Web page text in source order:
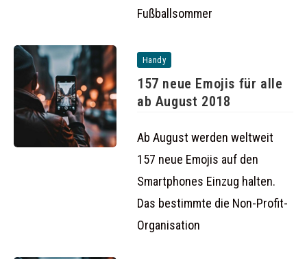
Fußballsommer
Handy
157 neue Emojis für alle
ab August 2018
Ab August werden weltweit
157 neue Emojis auf den
Smartphones Einzug halten.
Das bestimmte die Non-Profit-
Organisation